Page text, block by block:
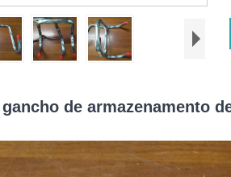
de armazenamento